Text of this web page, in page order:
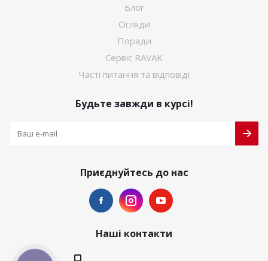
Блог
Огляди
Поради
Сервіс RAVAK
Часті питання та відповіді
Будьте завжди в курсі!
Приєднуйтесь до нас
Наші контакти